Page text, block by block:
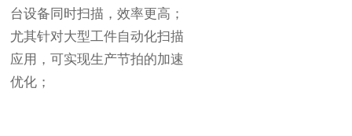
台设备同时扫描，效率更高；
尤其针对大型工件自动化扫描
应用，可实现生产节拍的加速
优化；